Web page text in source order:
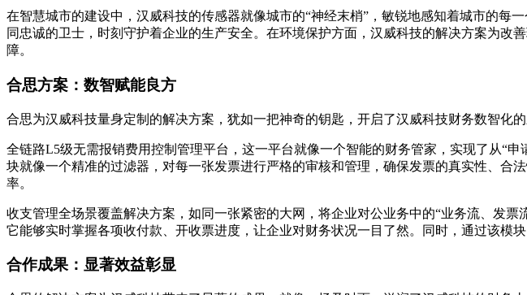
在智慧城市的建设中，汉威科技的传感器就像城市的“神经末梢”，敏锐地感知着城市的
同忠诚的卫士，时刻守护着企业的生产安全。在环境保护方面，汉威科技的解决方案为
障。
合思方案：数智赋能良方
合思为汉威科技量身定制的解决方案，犹如一把神奇的钥匙，开启了汉威科技财务数智化
全链路L5级无需报销费用控制管理平台，这一平台就像一个智能的财务管家，实现了从“
块就像一个精准的过滤器，对每一张发票进行严格的审核和管理，确保发票的真实性、
率。
收支管理全场景覆盖解决方案，如同一张紧密的大网，将企业对公业务中的“业务流、发
它能够实时掌握各项收付款、开收票进度，让企业对财务状况一目了然。同时，通过该模
合作成果：显著效益彰显